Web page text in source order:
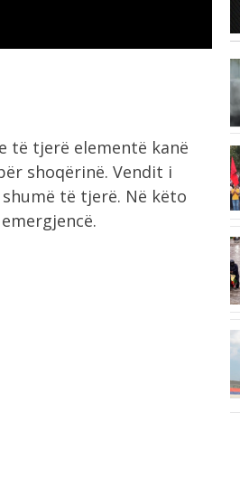
të tjerë elementë kanë
shoqërinë. Vendit i
të tjerë. Në këto
deri në 41 gradë celcius,